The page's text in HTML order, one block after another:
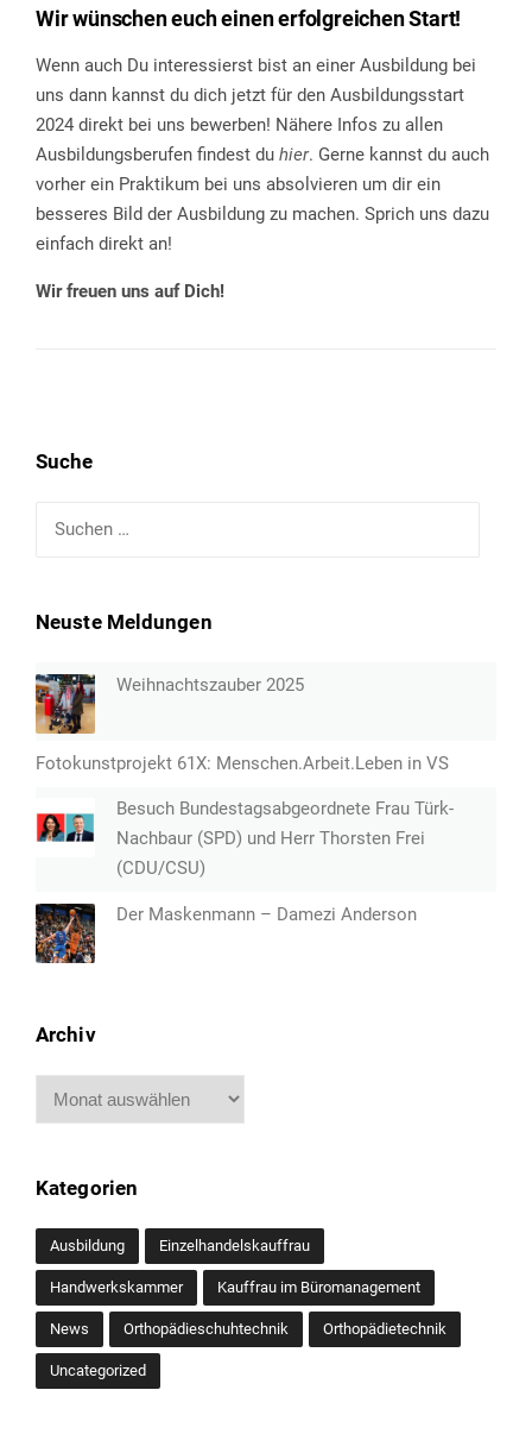
Wir wünschen euch einen erfolgreichen Start!
Wenn auch Du interessierst bist an einer Ausbildung bei
uns dann kannst du dich jetzt für den Ausbildungsstart
2024 direkt bei uns bewerben! Nähere Infos zu allen
Ausbildungsberufen findest du hier. Gerne kannst du auch
vorher ein Praktikum bei uns absolvieren um dir ein
besseres Bild der Ausbildung zu machen. Sprich uns dazu
einfach direkt an!
Wir freuen uns auf Dich!
Suche
Neuste Meldungen
Weihnachtszauber 2025
Fotokunstprojekt 61X: Menschen.Arbeit.Leben in VS
Besuch Bundestagsabgeordnete Frau Türk-
Nachbaur (SPD) und Herr Thorsten Frei
(CDU/CSU)
Der Maskenmann – Damezi Anderson
Archiv
Archiv
Kategorien
Ausbildung Einzelhandelskauffrau
Handwerkskammer Kauffrau im Büromanagement
News Orthopädieschuhtechnik Orthopädietechnik
Uncategorized